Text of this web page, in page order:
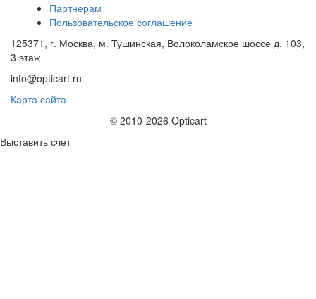
Партнерам
Пользовательское соглашение
125371, г. Москва, м. Тушинская, Волоколамское шоссе д. 103,
3 этаж
info@opticart.ru
Карта сайта
© 2010-2026 Opticart
Выставить счет